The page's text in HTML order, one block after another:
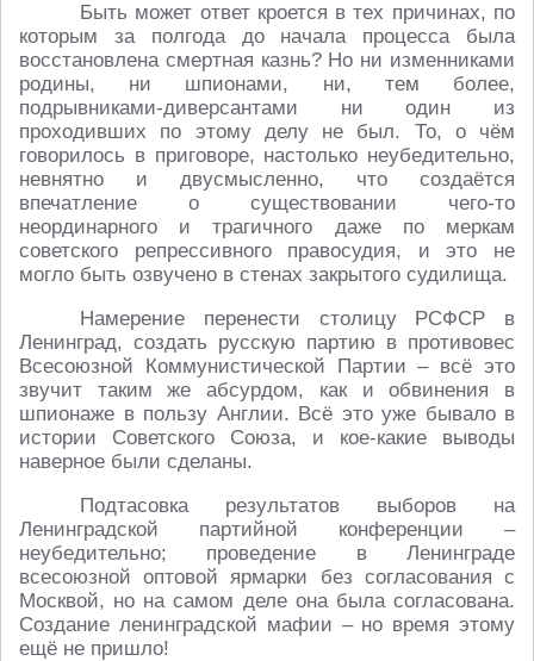
Быть может ответ кроется в тех причинах, по
которым за полгода до начала процесса была
восстановлена смертная казнь? Но ни изменниками
родины, ни шпионами, ни, тем более,
подрывниками-диверсантами ни один из
проходивших по этому делу не был. То, о чём
говорилось в приговоре, настолько неубедительно,
невнятно и двусмысленно, что создаётся
впечатление о существовании чего-то
неординарного и трагичного даже по меркам
советского репрессивного правосудия, и это не
могло быть озвучено в стенах закрытого судилища.
Намерение перенести столицу РСФСР в
Ленинград, создать русскую партию в противовес
Всесоюзной Коммунистической Партии – всё это
звучит таким же абсурдом, как и обвинения в
шпионаже в пользу Англии. Всё это уже бывало в
истории Советского Союза, и кое-какие выводы
наверное были сделаны.
Подтасовка результатов выборов на
Ленинградской партийной конференции –
неубедительно; проведение в Ленинграде
всесоюзной оптовой ярмарки без согласования с
Москвой, но на самом деле она была согласована.
Создание ленинградской мафии – но время этому
ещё не пришло!